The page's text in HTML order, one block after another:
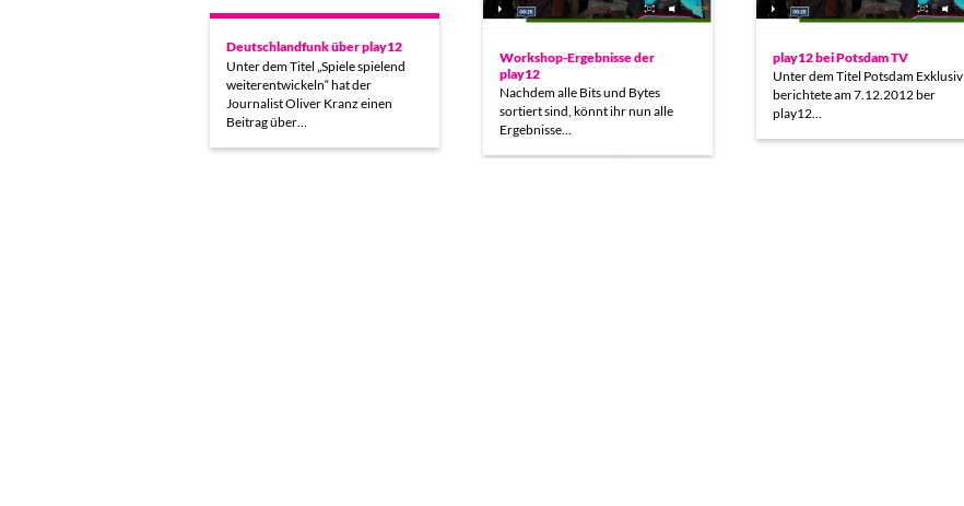
Workshop-Ergebnisse der
play12
Nachdem alle Bits und Bytes
sortiert sind, könnt ihr nun alle
Ergebnisse…
play12 bei Potsdam TV
Unter dem Titel Potsdam Exklusiv
berichtete am 7.12.2012 ber
play12…
Deutschlandfunk über play12
Unter dem Titel „Spiele spielend
weiterentwickeln“ hat der
Journalist Oliver Kranz einen
Beitrag über…